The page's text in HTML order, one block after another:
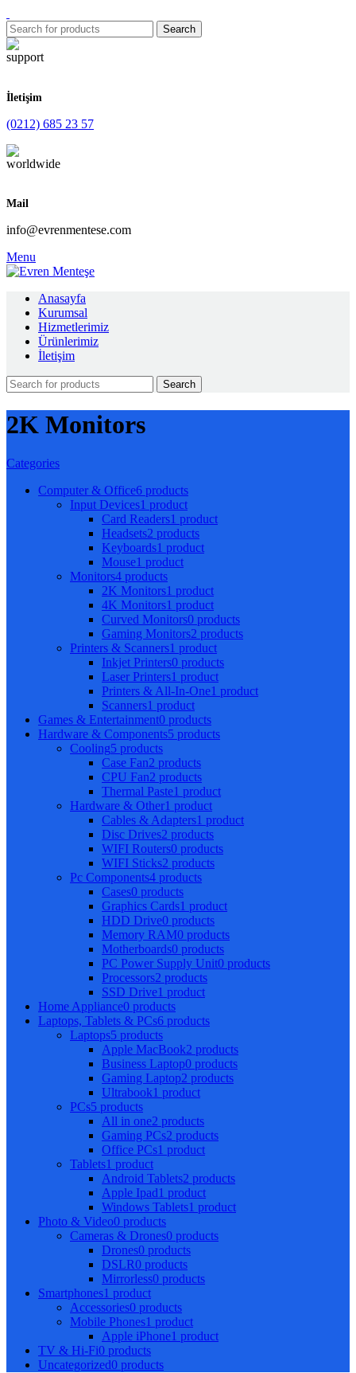
Search
İletişim
(0212) 685 23 57
Mail
info@evrenmentese.com
Menu
Anasayfa
Kurumsal
Hizmetlerimiz
Ürünlerimiz
İletişim
Search
2K Monitors
Categories
Computer & Office6 products
Input Devices1 product
Card Readers1 product
Headsets2 products
Keyboards1 product
Mouse1 product
Monitors4 products
2K Monitors1 product
4K Monitors1 product
Curved Monitors0 products
Gaming Monitors2 products
Printers & Scanners1 product
Inkjet Printers0 products
Laser Printers1 product
Printers & All-In-One1 product
Scanners1 product
Games & Entertainment0 products
Hardware & Components5 products
Cooling5 products
Case Fan2 products
CPU Fan2 products
Thermal Paste1 product
Hardware & Other1 product
Cables & Adapters1 product
Disc Drives2 products
WIFI Routers0 products
WIFI Sticks2 products
Pc Components4 products
Cases0 products
Graphics Cards1 product
HDD Drive0 products
Memory RAM0 products
Motherboards0 products
PC Power Supply Unit0 products
Processors2 products
SSD Drive1 product
Home Appliance0 products
Laptops, Tablets & PCs6 products
Laptops5 products
Apple MacBook2 products
Business Laptop0 products
Gaming Laptop2 products
Ultrabook1 product
PCs5 products
All in one2 products
Gaming PCs2 products
Office PCs1 product
Tablets1 product
Android Tablets2 products
Apple Ipad1 product
Windows Tablets1 product
Photo & Video0 products
Cameras & Drones0 products
Drones0 products
DSLR0 products
Mirrorless0 products
Smartphones1 product
Accessories0 products
Mobile Phones1 product
Apple iPhone1 product
TV & Hi-Fi0 products
Uncategorized0 products